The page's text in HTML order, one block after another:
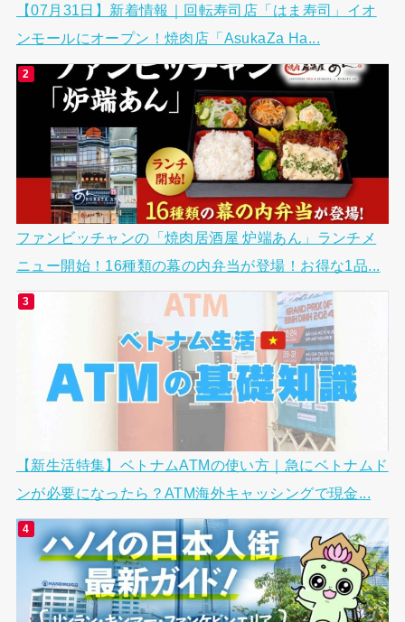
【07月31日】新着情報｜回転寿司店「はま寿司」イオ
ンモールにオープン！焼肉店「AsukaZa Ha...
ファンビッチャンの「焼肉居酒屋 炉端あん」ランチメ
ニュー開始！16種類の幕の内弁当が登場！お得な1品...
【新生活特集】ベトナムATMの使い方｜急にベトナムド
ンが必要になったら？ATM海外キャッシングで現金...